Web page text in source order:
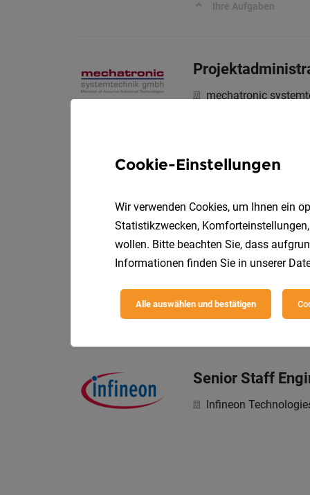
Ihre Aufgaben
mechatronic
Senior Staff
Infineon
Mitarbeiter im
SGB Soziale
Ihre Aufgaben
Senior Staff
Infineon
Cookie-Einstellungen
Wir verwenden Cookies, um Ihnen ein
Statistikzwecken,
wollen. Bitte beachten Sie, dass
Informationen finden Sie in unserer
Alle auswählen und bestätigen